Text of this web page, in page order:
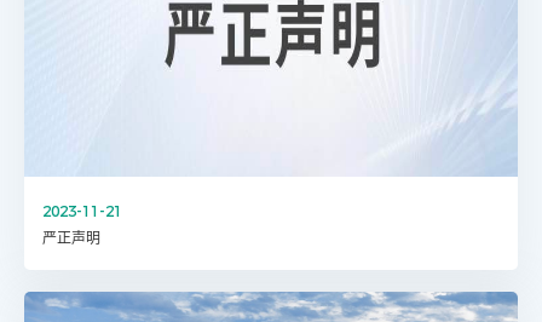
2023-11-21
严正声明